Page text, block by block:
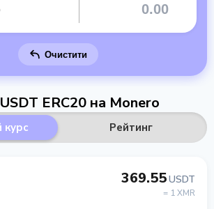
Очистити
ERC20 на Monero
Рейтинг
369.55USDT
= 1 XMR